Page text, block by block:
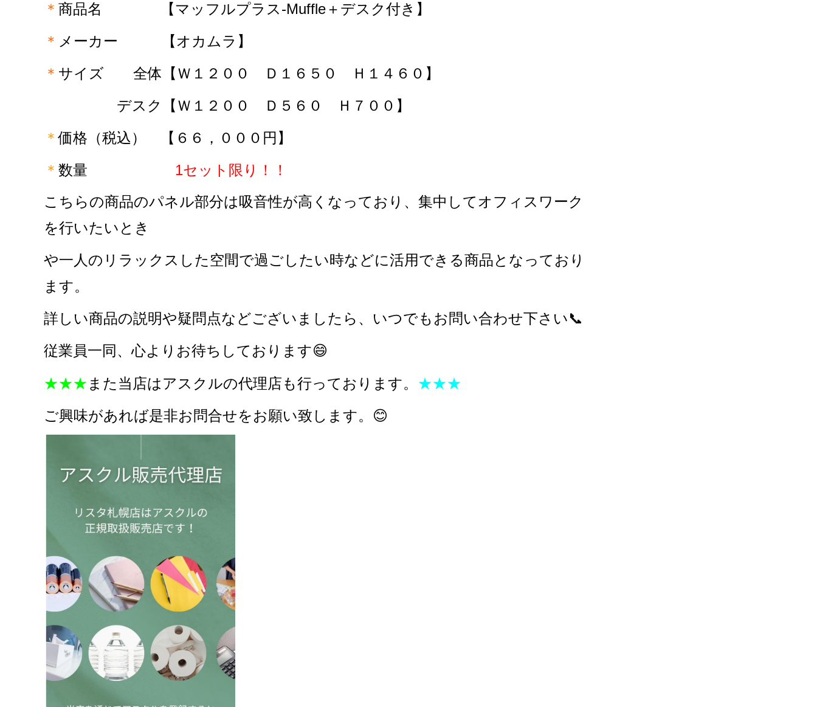
＊ 商品名 【マッフルプラス-Muffle＋デスク付き 】
＊ メーカー 【オカムラ】
＊ サイズ 全体【Ｗ１２００ Ｄ１６５０ Ｈ１４６０】
デスク【Ｗ１２００ Ｄ５６０ Ｈ７００】
＊価格（税込）
【６６，０００円】
＊ 数量 1セット限り！！
こちらの商品のパネル部分は吸音性が高くなっており、集中してオフィスワーク
を行いたいとき
や一人のリラックスした空間で過ごしたい時などに活用できる商品となっており
ます。
詳しい商品の説明や疑問点などございましたら、いつでもお問い合わせ下さい📞
従業員一同、心よりお待ちしております😄
★★★ また当店はアスクルの代理店も行っております。 ★★★
ご興味があれば是非お問合せをお願い致します。😊